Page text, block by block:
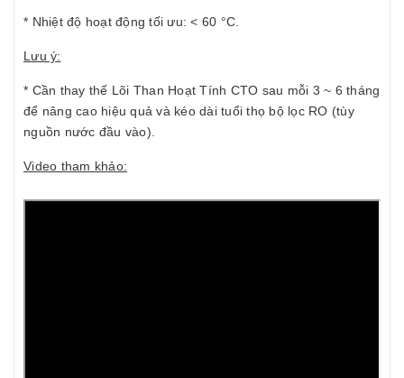
* Nhiệt độ hoạt động tối ưu: < 60 °C.
Lưu ý:
* Cần thay thế Lõi Than Hoạt Tính CTO sau mỗi 3 ~ 6 tháng
để nâng cao hiệu quả và kéo dài tuổi thọ bộ lọc RO (tùy
nguồn nước đầu vào).
Video tham khảo: